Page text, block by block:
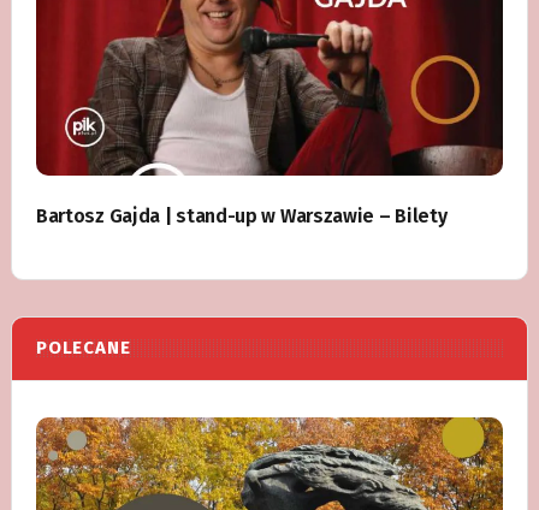
Bartosz Gajda | stand-up w Warszawie – Bilety
POLECANE